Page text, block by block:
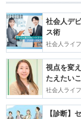
社会人デ
ス術
社会人ライフ
視点を変
たえたいこ
社会人ライフ
【診断】